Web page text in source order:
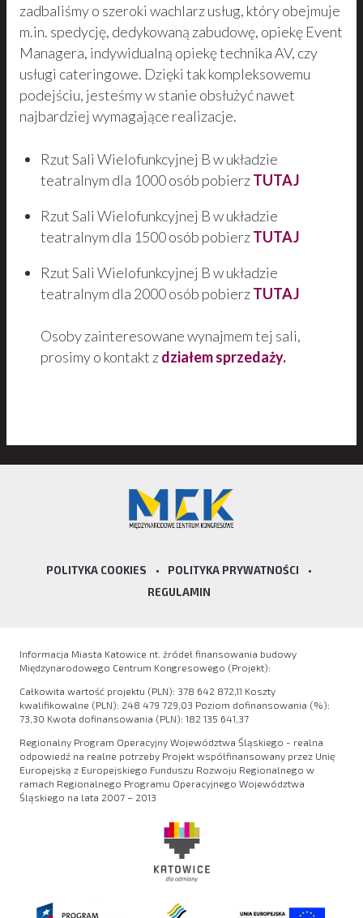
zadbaliśmy o szeroki wachlarz usług, który obejmuje
m.in. spedycję, dedykowaną zabudowę, opiekę Event
Managera, indywidualną opiekę technika AV, czy
usługi cateringowe. Dzięki tak kompleksowemu
podejściu, jesteśmy w stanie obsłużyć nawet
najbardziej wymagające realizacje.
Rzut Sali Wielofunkcyjnej B w układzie
teatralnym dla 1000 osób pobierzTUTAJ
Rzut Sali Wielofunkcyjnej B w układzie
teatralnym dla 1500 osób pobierzTUTAJ
Rzut Sali Wielofunkcyjnej B w układzie
teatralnym dla 2000 osób pobierzTUTAJ
Osoby zainteresowane wynajmem tej sali,
prosimy o kontakt zdziałem sprzedaży.
POLITYKA COOKIES • POLITYKA PRYWATNOŚCI
•
REGULAMIN
Informacja Miasta Katowice nt. źródeł finansowania budowy
Międzynarodowego Centrum Kongresowego (Projekt):
Całkowita wartość projektu (PLN): 378 642 872,11 Koszty
kwalifikowalne (PLN): 248 479 729,03 Poziom dofinansowania (%):
73,30 Kwota dofinansowania (PLN): 182 135 641,37
Regionalny Program Operacyjny Województwa Śląskiego - realna
odpowiedź na realne potrzeby Projekt współfinansowany przez Unię
Europejską z Europejskiego Funduszu Rozwoju Regionalnego w
ramach Regionalnego Programu Operacyjnego Województwa
Śląskiego na lata 2007 – 2013